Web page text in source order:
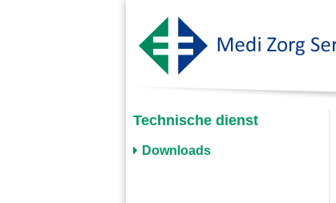
Technische dienst
Downloads